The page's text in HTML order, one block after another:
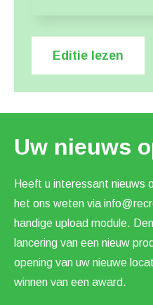
Editie lezen
Uw nieuws
Heeft u interessant nieuws
het ons weten via
handige upload module.
lancering van een nieuw
opening van uw nieuwe
winnen van een award.